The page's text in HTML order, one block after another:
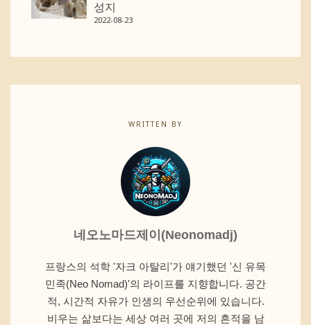
성지
2022-08-23
WRITTEN BY
네오노마드제이(Neonomadj)
프랑스의 석학 '자크 아탈리'가 얘기했던 '신 유목
민족(Neo Nomad)'의 라이프를 지향합니다. 공간
적, 시간적 자유가 인생의 우선순위에 있습니다.
비우는 삶보다는 세상 여러 곳에 저의 흔적을 남